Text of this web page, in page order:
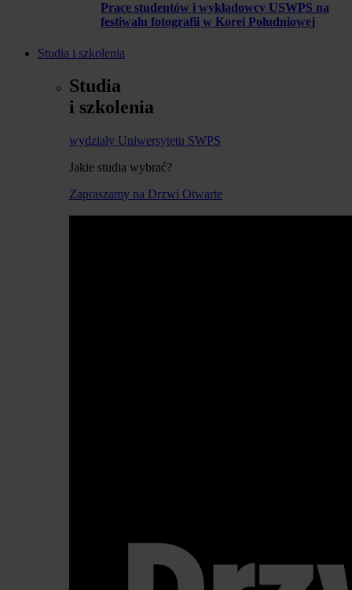
Prace studentów i wykładowcy USWPS na
festiwalu fotografii w Korei Południowej
Studia i szkolenia
Studia
i szkolenia
wydziały Uniwersytetu SWPS
Jakie studia wybrać?
Zapraszamy na Drzwi Otwarte